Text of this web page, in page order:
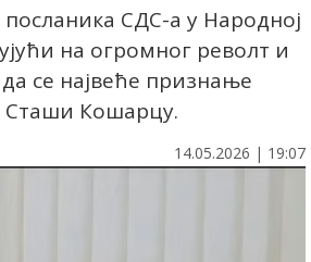
СДС-а у Народној
на огромног револт и
се највеће признање
Сташи Кошарцу.
14.05.2026 | 19:07